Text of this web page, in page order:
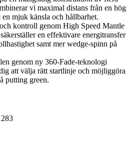
vi maximal distans från en hög
mjuk känsla och hållbarhet.
kontroll genom High Speed Mantle
en effektivare energitransfer
samt mer wedge-spinn på
genom ny 360-Fade-teknologi
att välja rätt startlinje och möjliggöra
putting green.